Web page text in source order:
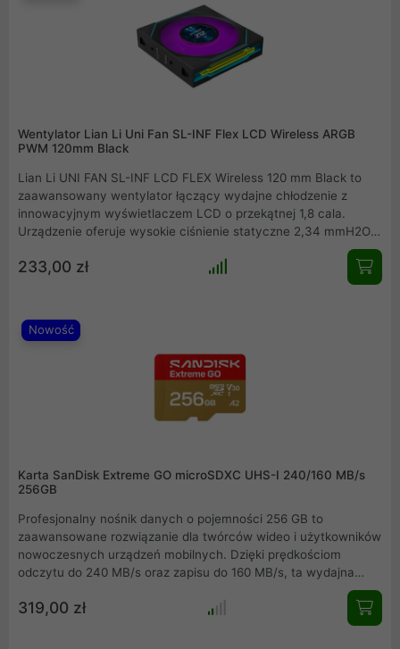
Wentylator Lian Li Uni Fan SL-INF Flex LCD Wireless ARGB
PWM 120mm Black
Lian Li UNI FAN SL-INF LCD FLEX Wireless 120 mm Black to
zaawansowany wentylator łączący wydajne chłodzenie z
innowacyjnym wyświetlaczem LCD o przekątnej 1,8 cala.
Urządzenie oferuje wysokie ciśnienie statyczne 2,34 mmH2O
oraz przepływ powietrza na poziomie 59,2 CFM, co czyni je
idealnym wyborem do chłodnic i obudów. Unikalny system
ARGB nadają jednostce wyjątkowego, nowoczesnego
charakteru.
233,00 zł
Nowość
Karta SanDisk Extreme GO microSDXC UHS-I 240/160 MB/s
256GB
Profesjonalny nośnik danych o pojemności 256 GB to
zaawansowane rozwiązanie dla twórców wideo i użytkowników
nowoczesnych urządzeń mobilnych. Dzięki prędkościom
odczytu do 240 MB/s oraz zapisu do 160 MB/s, ta wydajna
karta pamięci umożliwia płynne nagrywanie w standardzie 5K
oraz 4K UHD. Klasa wydajności A2 znacząco przyspiesza
działanie aplikacji, a wzmocniona konstrukcja chroni pliki przed
319,00 zł